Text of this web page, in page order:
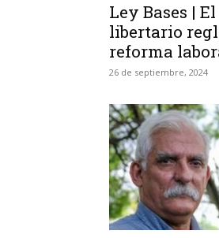
Ley Bases |
libertario
reforma
26 de septiembre, 2024